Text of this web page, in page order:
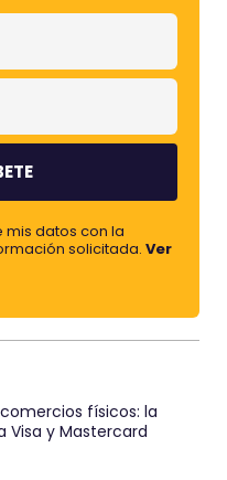
datos con la
solicitada. Ver
físicos: la
Visa y Mastercard